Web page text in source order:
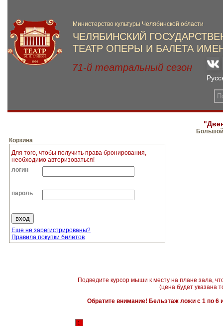
Корзина
Для того, чтобы получить права бронирования,
необходимо авторизоваться!
логин
пароль
Еще не зарегистрированы?
Правила покупки билетов
Подведите курсор мыши к месту на плане зала,
(цена будет указана
Обратите внимание! Бельэтаж ложи с 1 по 6
1